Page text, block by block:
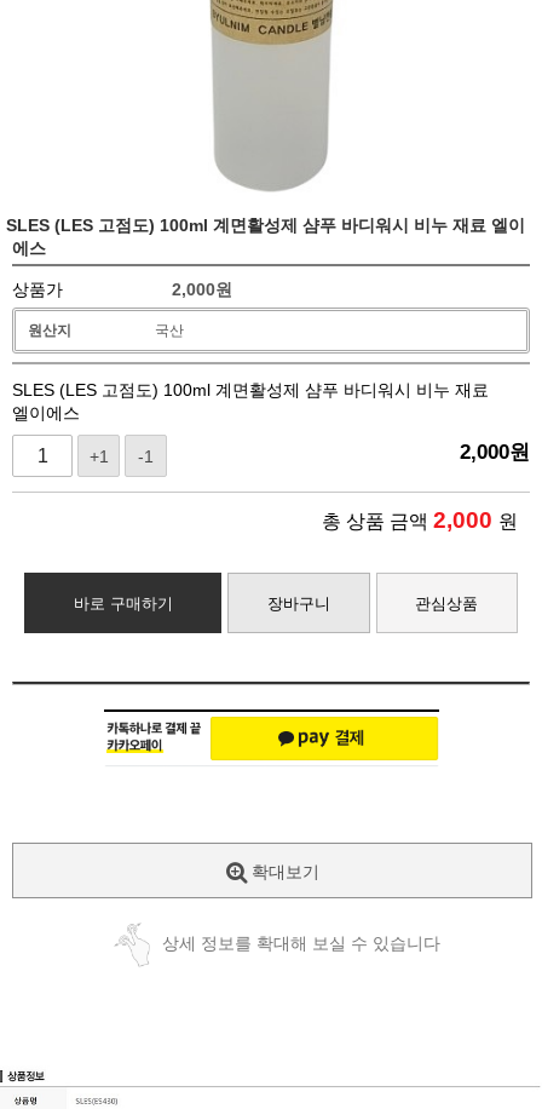
SLES (LES 고점도) 100ml 계면활성제 샴푸 바디워시 비누 재료 엘이
에스
상품가 2,000원
원산지 국산
SLES (LES 고점도) 100ml 계면활성제 샴푸 바디워시 비누 재료
엘이에스
+1 -1 2,000원
총 상품 금액 2,000 원
바로 구매하기 장바구니 관심상품
확대보기
상세 정보를 확대해 보실 수 있습니다